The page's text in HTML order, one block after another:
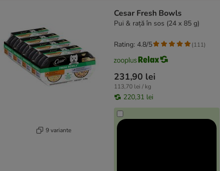
9 variante
Cesar Fresh Bowls
Pui & rață în sos (24 x 85 g)
231,90 lei
113,70 lei / kg
220,31 lei
Rating: 4.8/5 (111)